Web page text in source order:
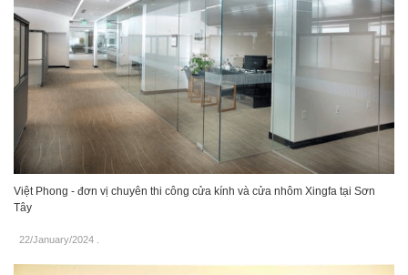
Việt Phong - đơn vị chuyên thi công cửa kính và cửa nhôm Xingfa tại Sơn
Tây
22/January/2024